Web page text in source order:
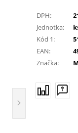
DPH:
Jednotka:
Kód 1:
EAN:
Značka: